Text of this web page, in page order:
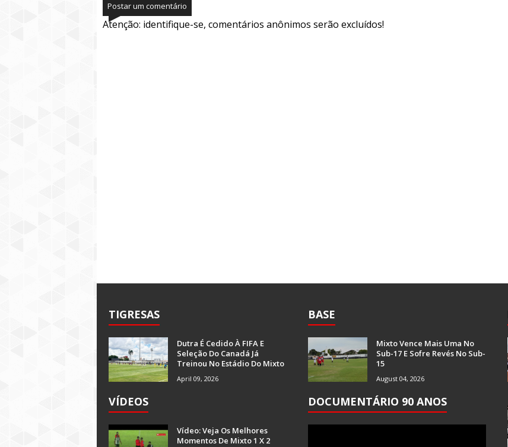
Postar um comentário
Atenção: identifique-se, comentários anônimos serão excluídos!
TIGRESAS
Dutra É Cedido À FIFA E
Seleção Do Canadá Já
Treinou No Estádio Do Mixto
April 09, 2026
VÍDEOS
Vídeo: Veja Os Melhores
Momentos De Mixto 1 X 2
BASE
Mixto Vence Mais Uma No
Sub-17 E Sofre Revés No Sub-
15
August 04, 2026
DOCUMENTÁRIO 90 ANOS